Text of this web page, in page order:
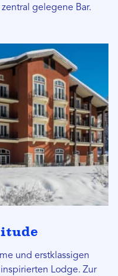
gelegene Bar.
und erstklassigen
Lodge. Zur